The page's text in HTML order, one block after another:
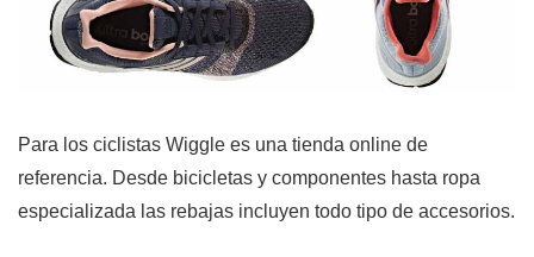
Para los ciclistas Wiggle es una tienda online de
referencia. Desde bicicletas y componentes hasta ropa
especializada las rebajas incluyen todo tipo de accesorios.